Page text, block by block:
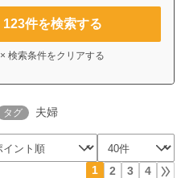
123件を検索する
× 検索条件をクリアする
タグ 夫婦
1 2 3 4